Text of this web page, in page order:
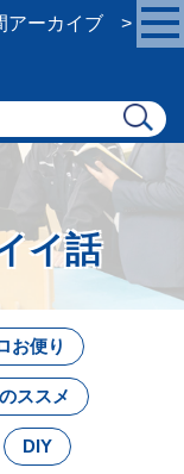
アーカイブ
イ話
お便り
ススメ
DIY